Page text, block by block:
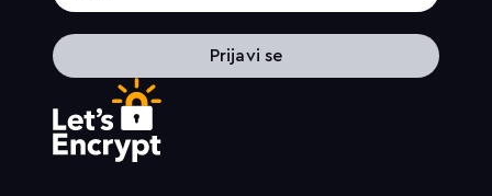
Prijavi se